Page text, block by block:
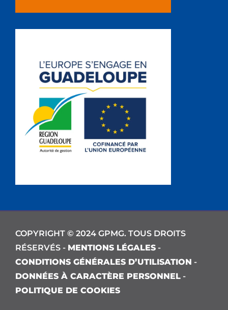
COPYRIGHT © 2024 GPMG. TOUS DROITS
RÉSERVÉS - MENTIONS LÉGALES -
CONDITIONS GÉNÉRALES D’UTILISATION -
DONNÉES À CARACTÈRE PERSONNEL -
POLITIQUE DE COOKIES